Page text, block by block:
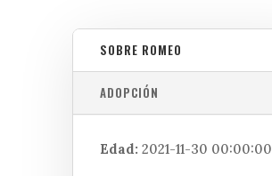
SOBRE ROMEO
ADOPCIÓN
Edad: 2021-11-30 00:00:00